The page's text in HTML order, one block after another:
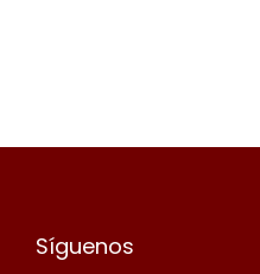
Síguenos